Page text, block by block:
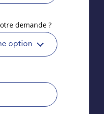
demande ?
option